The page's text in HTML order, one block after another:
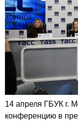
14 апреля ГБУК г.
конференцию в